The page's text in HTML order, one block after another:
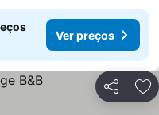
Ver preços
Partilhar